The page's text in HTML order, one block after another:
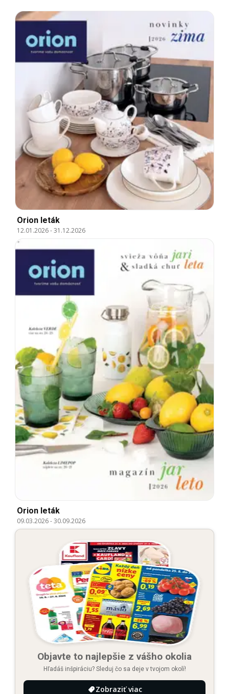
Orion leták
12.01.2026-31.12.2026
Orion leták
09.03.2026-30.09.2026
Objavte to najlepšie z vášho okolia
Hľadáš inšpiráciu? Sleduj čo sa deje v tvojom okolí!
Zobraziť viac